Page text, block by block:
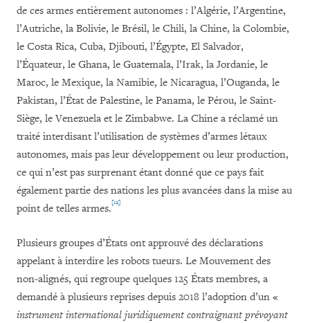
de ces armes entièrement autonomes : l’Algérie, l’Argentine,
l’Autriche, la Bolivie, le Brésil, le Chili, la Chine, la Colombie,
le Costa Rica, Cuba, Djibouti, l’Égypte, El Salvador,
l’Équateur, le Ghana, le Guatemala, l’Irak, la Jordanie, le
Maroc, le Mexique, la Namibie, le Nicaragua, l’Ouganda, le
Pakistan, l’État de Palestine, le Panama, le Pérou, le Saint-
Siège, le Venezuela et le Zimbabwe. La Chine a réclamé un
traité interdisant l’utilisation de systèmes d’armes létaux
autonomes, mais pas leur développement ou leur production,
ce qui n’est pas surprenant étant donné que ce pays fait
également partie des nations les plus avancées dans la mise au
point de telles armes.[12]
Plusieurs groupes d’États ont approuvé des déclarations
appelant à interdire les robots tueurs. Le Mouvement des
non-alignés, qui regroupe quelques 125 États membres, a
demandé à plusieurs reprises depuis 2018 l’adoption d’un «
instrument international juridiquement contraignant prévoyant